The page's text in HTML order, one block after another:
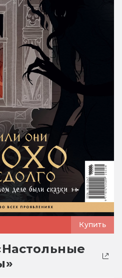
Купить